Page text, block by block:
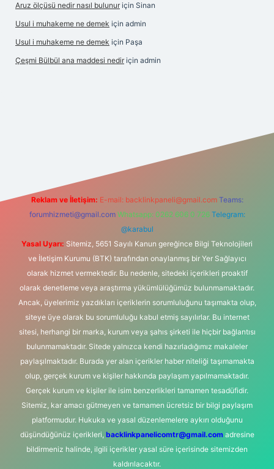
Aruz ölçüsü nedir nasıl bulunur için Sinan
Usul i muhakeme ne demek için admin
Usul i muhakeme ne demek için Paşa
Çeşmi Bülbül ana maddesi nedir için admin
Reklam ve İletişim: E-mail: backlinkpaneli@gmail.com Teams:
forumhizmeti@gmail.com Whatsapp: 0262 606 0 726 Telegram:
@karabul
Yasal Uyarı: Sitemiz, 5651 Sayılı Kanun gereğince Bilgi Teknolojileri
ve İletişim Kurumu (BTK) tarafından onaylanmış bir Yer Sağlayıcı
olarak hizmet vermektedir. Bu nedenle, sitedeki içerikleri proaktif
olarak denetleme veya araştırma yükümlülüğümüz bulunmamaktadır.
Ancak, üyelerimiz yazdıkları içeriklerin sorumluluğunu taşımakta olup,
siteye üye olarak bu sorumluluğu kabul etmiş sayılırlar. Bu internet
sitesi, herhangi bir marka, kurum veya şahıs şirketi ile hiçbir bağlantısı
bulunmamaktadır. Sitede yalnızca kendi hazırladığımız makaleler
paylaşılmaktadır. Burada yer alan içerikler haber niteliği taşımamakta
olup, gerçek kurum ve kişiler hakkında paylaşım yapılmamaktadır.
Gerçek kurum ve kişiler ile isim benzerlikleri tamamen tesadüfidir.
Sitemiz, kar amacı gütmeyen ve tamamen ücretsiz bir bilgi paylaşım
platformudur. Hukuka ve yasal düzenlemelere aykırı olduğunu
düşündüğünüz içerikleri, backlinkpanelicomtr@gmail.comadresine
bildirmeniz halinde, ilgili içerikler yasal süre içerisinde sitemizden
kaldırılacaktır.